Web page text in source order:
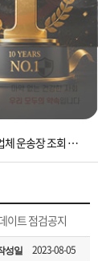
입금확인이 안되는 상황을 대비해 꼭 입금후 고객센터 연락바랍니다.
[운송장번호 조회법]배송조회 및 국내 택배업체 운송장 조회 하는법
기
입금확인이 안되는 상황을 대비해 꼭 입금후 고객센터 연락바랍니다.
이트 점검공지
성일 2023-08-05